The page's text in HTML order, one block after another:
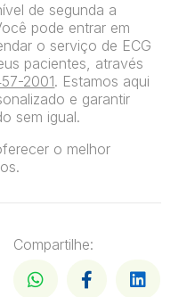
de segunda a
pode entrar em
o serviço de ECG
pacientes, através
2001. Estamos aqui
e garantir
sem igual.
o melhor
Compartilhe: